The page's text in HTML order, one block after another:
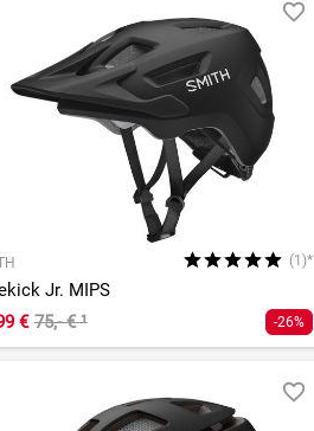
(1)*
Jr. MIPS
€ 75,- €¹ -26%